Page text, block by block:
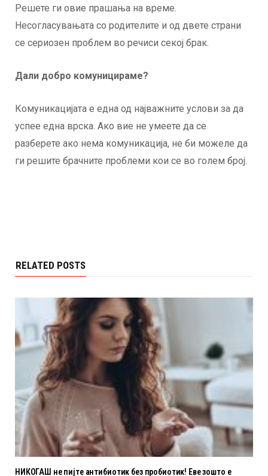
Решете ги овие прашања на време.
Несогласувањата со родителите и од двете страни
се сериозен проблем во речиси секој брак.
Дали добро комуницираме?
Комуникацијата е една од најважните услови за да
успее една врска. Ако вие не умеете да се
разберете ако нема комуникација, не би можеле да
ги решите брачните проблеми кои се во голем број.
RELATED POSTS
НИКОГАШ не пијте антибиотик без пробиотик! Еве зошто е